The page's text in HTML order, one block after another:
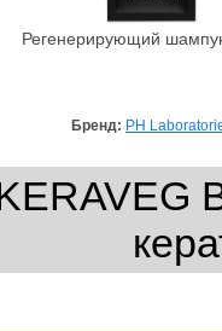
Регенерирующий
Бренд: PH